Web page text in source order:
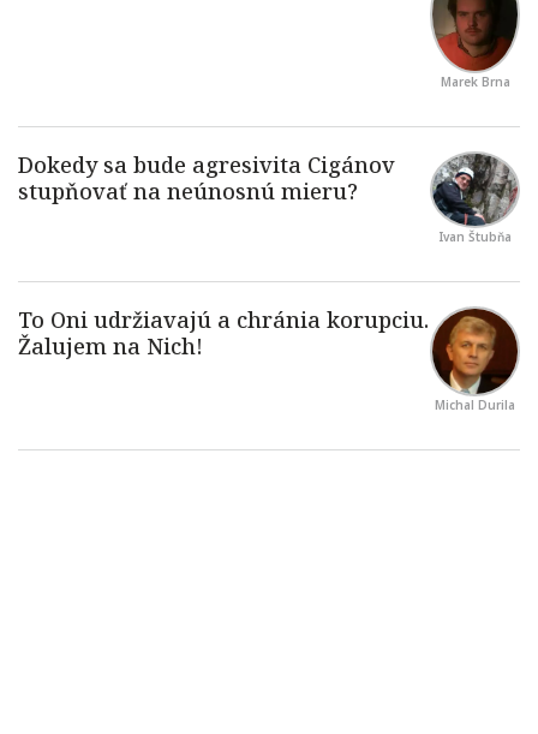
Marek Brna
Ivan Štubňa
Michal Durila